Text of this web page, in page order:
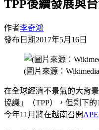
TPP後續發展與
作者李奇鴻
發布日期2017年5月16日
(圖片來源：Wikimedia
在全球經濟不景氣的大背景
協議」（TPP），但剩下
今年11月將在越南召開